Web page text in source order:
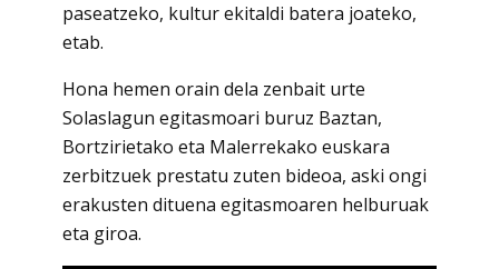
paseatzeko, kultur ekitaldi batera joateko,
etab.
Hona hemen orain dela zenbait urte
Solaslagun egitasmoari buruz Baztan,
Bortzirietako eta Malerrekako euskara
zerbitzuek prestatu zuten bideoa, aski ongi
erakusten dituena egitasmoaren helburuak
eta giroa.